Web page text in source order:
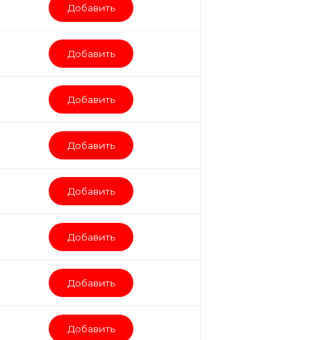
Добавить
Добавить
Добавить
Добавить
Добавить
Добавить
Добавить
Добавить